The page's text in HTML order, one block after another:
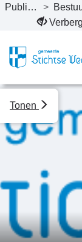
NaarPublicaties >
Tonen